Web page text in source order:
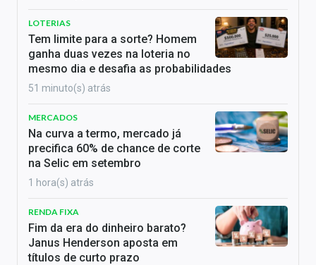
LOTERIAS
Tem limite para a sorte? Homem
ganha duas vezes na loteria no
mesmo dia e desafia as probabilidades
51 minuto(s) atrás
MERCADOS
Na curva a termo, mercado já
precifica 60% de chance de corte
na Selic em setembro
1 hora(s) atrás
RENDA FIXA
Fim da era do dinheiro barato?
Janus Henderson aposta em
títulos de curto prazo